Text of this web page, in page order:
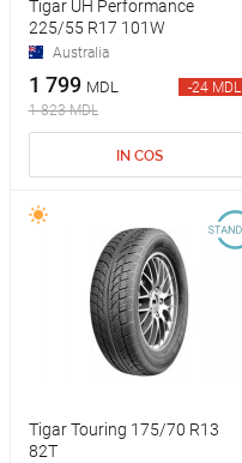
Tigar UH Performance
225/55 R17 101W
Australia
1 799 MDL
1 823 MDL
-24 MDL
IN COS
Tigar Touring 175/70 R13
82T